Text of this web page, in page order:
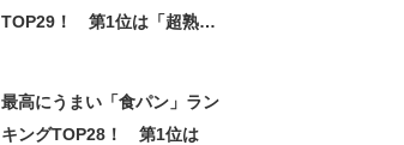
TOP29！ 第1位は「超熟
最高にうまい「食パン」ラン
キングTOP28！ 第1位は